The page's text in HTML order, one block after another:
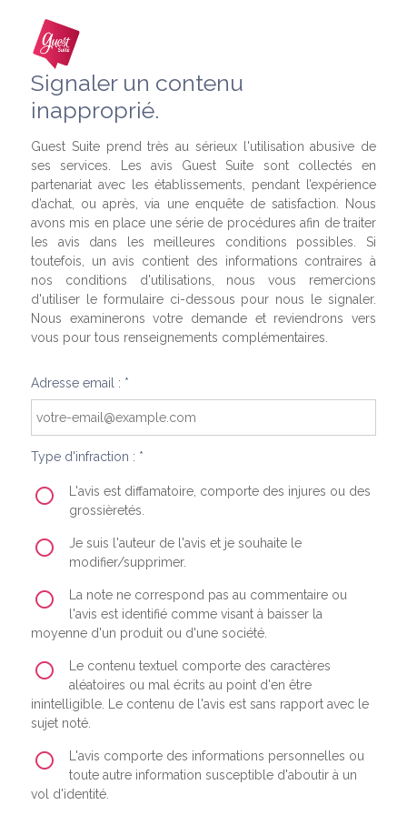
Signaler un contenu
inapproprié.
Guest Suite prend très au sérieux l'utilisation abusive de
ses services. Les avis Guest Suite sont collectés en
partenariat avec les établissements, pendant l’expérience
d’achat, ou après, via une enquête de satisfaction. Nous
avons mis en place une série de procédures afin de traiter
les avis dans les meilleures conditions possibles. Si
toutefois, un avis contient des informations contraires à
nos conditions d'utilisations, nous vous remercions
d'utiliser le formulaire ci-dessous pour nous le signaler.
Nous examinerons votre demande et reviendrons vers
vous pour tous renseignements complémentaires.
Adresse email : *
Type d'infraction : *
L'avis est diffamatoire, comporte des injures ou des
grossièretés.
Je suis l'auteur de l'avis et je souhaite le
modifier/supprimer.
La note ne correspond pas au commentaire ou
l'avis est identifié comme visant à baisser la
moyenne d'un produit ou d'une société.
Le contenu textuel comporte des caractères
aléatoires ou mal écrits au point d'en être
inintelligible. Le contenu de l'avis est sans rapport avec le
sujet noté.
L'avis comporte des informations personnelles ou
toute autre information susceptible d'aboutir à un
vol d'identité.